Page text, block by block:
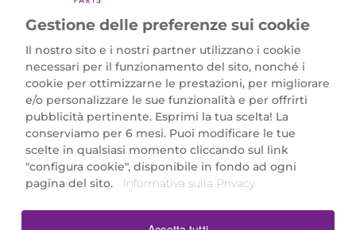
Marionnaud Parfumeries Italia S.r.l.
Largo Fiera Milano 5, 20017 Rho (MI)
REA Milano 1650024 con P.IVA 13425220152.
SCARICA LA NOSTRA APP
Gestione delle preferenze sui cookie
Il nostro sito e i nostri partner utilizzano i cookie
necessari per il funzionamento del sito, nonché i
cookie per ottimizzarne le prestazioni, per migliorare
e/o personalizzare le sue funzionalità e per offrirti
pubblicità pertinente. Esprimi la tua scelta! La
conserviamo per 6 mesi. Puoi modificare le tue
scelte in qualsiasi momento cliccando sul link
"configura cookie", disponibile in fondo ad ogni
pagina del sito.
Informativa sulla Privacy